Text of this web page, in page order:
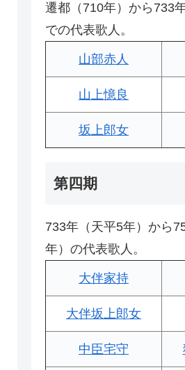
遷都（710年）から733
での代表歌人。
山部赤人
山上憶良
坂上郎女
第四期
733年（天平5年）から
年）の代表歌人。
大伴家持
大伴坂上郎女
中臣宅守